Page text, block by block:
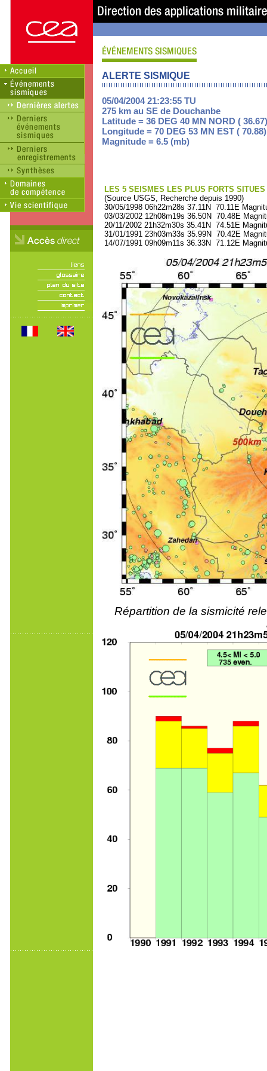
ALERTE SISMIQUE
05/04/2004 21:23:55 TU
275 km au SE de Douchanbe
Latitude = 36 DEG 40 MN NORD ( 36.67)
Longitude = 70 DEG 53 MN EST ( 70.88)
Magnitude = 6.5 (mb)
LES 5 SEISMES LES PLUS FORTS
(Source USGS, Recherche depuis 1990)
30/05/1998 06h22m28s 37.11N 70.11E
03/03/2002 12h08m19s 36.50N 70.48E
20/11/2002 21h32m30s 35.41N 74.51E
31/01/1991 23h03m33s 35.99N 70.42E
14/07/1991 09h09m11s 36.33N 71.12E
Répartition de la sismicité